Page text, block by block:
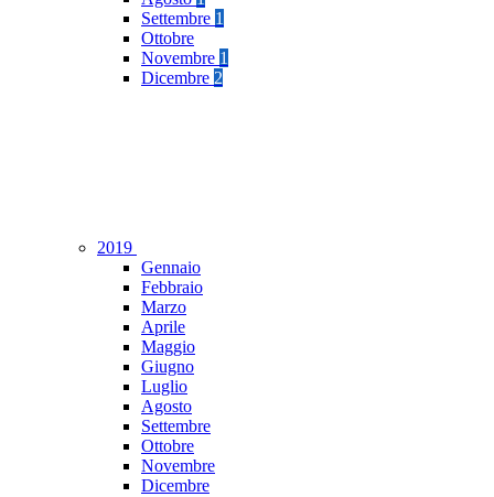
Settembre 1
Ottobre
Novembre 1
Dicembre 2
2019
Gennaio
Febbraio
Marzo
Aprile
Maggio
Giugno
Luglio
Agosto
Settembre
Ottobre
Novembre
Dicembre